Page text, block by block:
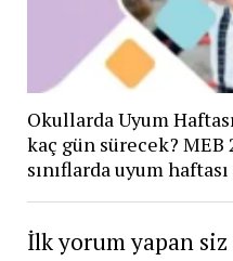
Okullarda Uyum
kaç gün sürecek? MEB
sınıflarda uyum
İlk yorum yapan